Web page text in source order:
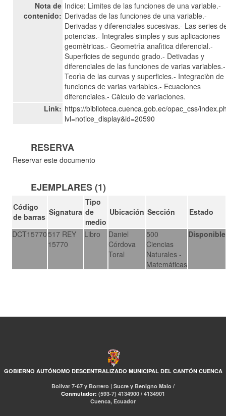
Nota de
contenido:
Indice: Lìmites de las funciones de una variable.-
Derivadas de las funciones de una variable.-
Derivadas y diferenciales sucesivas.- Las series
potencias.- Integrales simples y sus aplicaciones
geomètricas.- Geometrìa analìtica diferencial.-
Superficies de segundo grado.- Detivadas y
diferenciales de las funciones de varias variables.-
Teorìa de las curvas y superficies.- Integraciòn de
funciones de varias variables.- Ecuaciones
diferenciales.- Càlculo de variaciones.
Link: https://biblioteca.cuenca.gob.ec/opac_css/
lvl=notice_display&id=20590
RESERVA
Reservar este documento
EJEMPLARES (1)
Código
de barras Signatura
Tipo
de
medio
Ubicación Sección Estado
DCT15770517 REY
15770
Libro
Daniel
Córdova
Toral
500
Ciencias
Naturales -
Matemáticas
Disponible
GOBIERNO AUTÓNOMO DESCENTRALIZADO MUNICIPAL DEL CANTÓN CUENCA
Bolívar 7-67 y Borrero | Sucre y Benigno Malo /
Conmutador: (593-7) 4134900 / 4134901
Cuenca, Ecuador